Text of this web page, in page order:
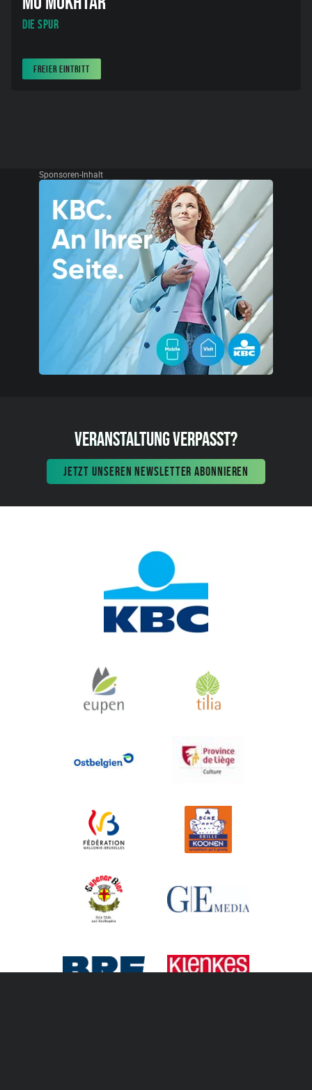
Die Spur
FREIER EINTRITT
Sponsoren-Inhalt
VERANSTALTUNG VERPASST?
JETZT UNSEREN NEWSLETTER ABONNIEREN